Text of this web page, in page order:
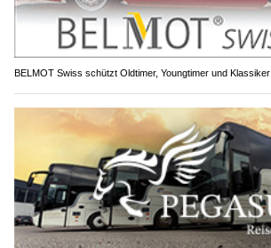
BELMOT Swiss schützt Oldtimer, Youngtimer und Klassiker